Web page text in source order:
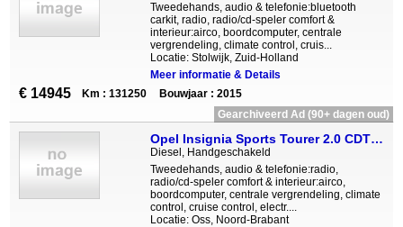
Tweedehands, audio & telefonie:bluetooth
carkit, radio, radio/cd-speler comfort &
interieur:airco, boordcomputer, centrale
vergrendeling, climate control, cruis...
Locatie: Stolwijk, Zuid-Holland
Meer informatie & Details
€ 14945 Km : 131250
Bouwjaar : 2015
Gearchiveerd Ad (90+ dagen oud)
Opel Insignia Sports Tourer 2.0 CDTI EDITION NAVI PDC CRUISE BLU
Diesel, Handgeschakeld
Tweedehands, audio & telefonie:radio,
radio/cd-speler comfort & interieur:airco,
boordcomputer, centrale vergrendeling, climate
control, cruise control, electr....
Locatie: Oss, Noord-Brabant